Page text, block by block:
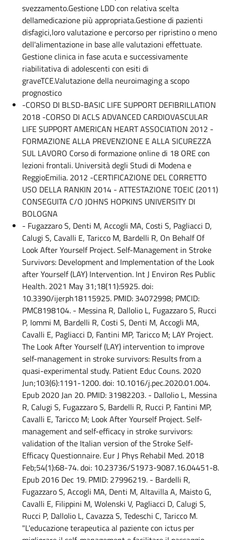
svezzamento.Gestione LDD con relativa scelta
dellamedicazione più appropriata.Gestione di pazienti
disfagici,loro valutazione e percorso per ripristino o meno
dell'alimentazione in base alle valutazioni effettuate.
Gestione clinica in fase acuta e successivamente
riabilitativa di adolescenti con esiti di
graveTCE.Valutazione della neuroimaging a scopo
prognostico
-CORSO DI BLSD-BASIC LIFE SUPPORT DEFIBRILLATION
2018 -CORSO DI ACLS ADVANCED CARDIOVASCULAR
LIFE SUPPORT AMERICAN HEART ASSOCIATION 2012 -
FORMAZIONE ALLA PREVENZIONE E ALLA SICUREZZA
SUL LAVORO Corso di formazione online di 18 ORE con
lezioni frontali. Università degli Studi di Modena e
ReggioEmilia. 2012 -CERTIFICAZIONE DEL CORRETTO
USO DELLA RANKIN 2014 - ATTESTAZIONE TOEIC (2011)
CONSEGUITA C/O JOHNS HOPKINS UNIVERSITY DI
BOLOGNA
- Fugazzaro S, Denti M, Accogli MA, Costi S, Pagliacci D,
Calugi S, Cavalli E, Taricco M, Bardelli R, On Behalf Of
Look After Yourself Project. Self-Management in Stroke
Survivors: Development and Implementation of the Look
after Yourself (LAY) Intervention. Int J Environ Res Public
Health. 2021 May 31;18(11):5925. doi:
10.3390/ijerph18115925. PMID: 34072998; PMCID:
PMC8198104. - Messina R, Dallolio L, Fugazzaro S, Rucci
P, Iommi M, Bardelli R, Costi S, Denti M, Accogli MA,
Cavalli E, Pagliacci D, Fantini MP, Taricco M; LAY Project.
The Look After Yourself (LAY) intervention to improve
self-management in stroke survivors: Results from a
quasi-experimental study. Patient Educ Couns. 2020
Jun;103(6):1191-1200. doi: 10.1016/j.pec.2020.01.004.
Epub 2020 Jan 20. PMID: 31982203. - Dallolio L, Messina
R, Calugi S, Fugazzaro S, Bardelli R, Rucci P, Fantini MP,
Cavalli E, Taricco M; Look After Yourself Project. Self-
management and self-efficacy in stroke survivors:
validation of the Italian version of the Stroke Self-
Efficacy Questionnaire. Eur J Phys Rehabil Med. 2018
Feb;54(1):68-74. doi: 10.23736/S1973-9087.16.04451-8.
Epub 2016 Dec 19. PMID: 27996219. - Bardelli R,
Fugazzaro S, Accogli MA, Denti M, Altavilla A, Maisto G,
Cavalli E, Filippini M, Wolenski V, Pagliacci D, Calugi S,
Rucci P, Dallolio L, Cavazza S, Tedeschi C, Taricco M.
"L'educazione terapeutica al paziente con ictus per